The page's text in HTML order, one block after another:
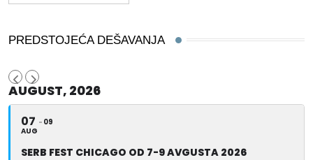
PREDSTOJEĆA DEŠAVANJA
AUGUST, 2026
07
AUG
09
SERB FEST CHICAGO OD 7-9 AVGUSTA 2026